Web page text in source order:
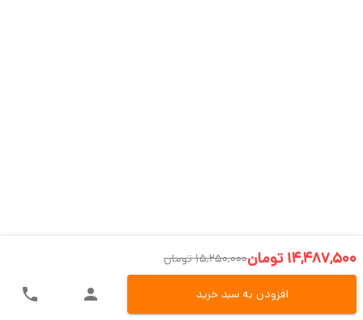
14,487,500 تومان 15,250,000 تومان
افزودن به سبد خرید